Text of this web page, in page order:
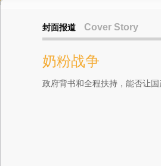
封面报道 Cover Story
奶粉战争
政府背书和全程扶持，能否让国